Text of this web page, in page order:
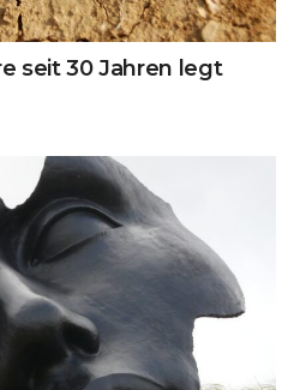
seit 30 Jahren legt